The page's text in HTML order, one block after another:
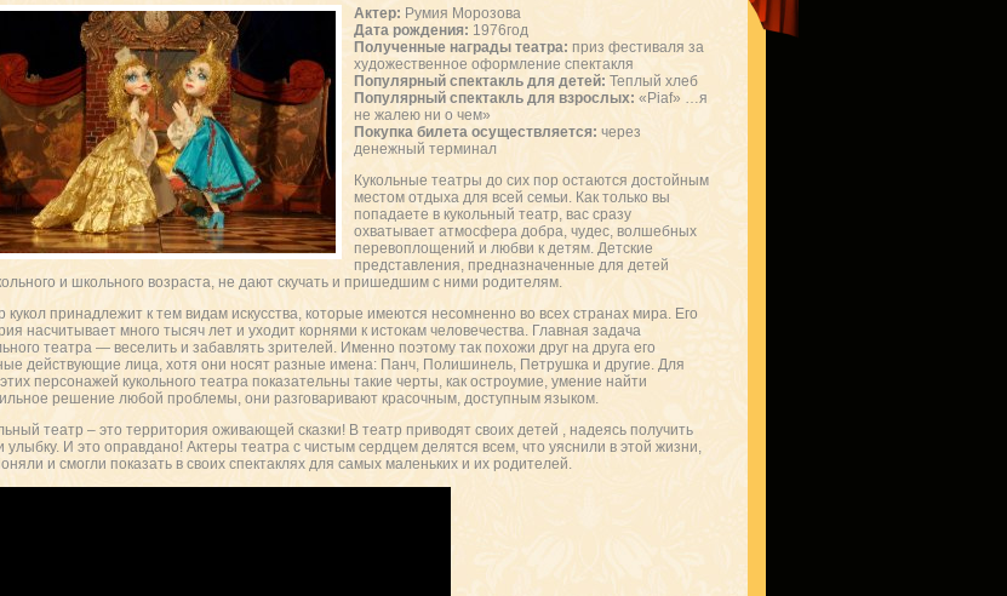
Актер: Румия Морозова
Дата рождения: 1976год
Полученные награды театра: приз фестиваля за
художественное оформление спектакля
Популярный спектакль для детей: Теплый хлеб
Популярный спектакль для взрослых: «Piaf» …я
не жалею ни о чем»
Покупка билета осуществляется: через
денежный терминал
Кукольные театры до сих пор остаются достойным
местом отдыха для всей семьи. Как только вы
попадаете в кукольный театр, вас сразу
охватывает атмосфера добра, чудес, волшебных
перевоплощений и любви к детям. Детские
представления, предназначенные для детей
и школьного возраста, не дают скучать и пришедшим с ними родителям.
кукол принадлежит к тем видам искусства, которые имеются несомненно во всех странах мира. Его
насчитывает много тысяч лет и уходит корнями к истокам человечества. Главная задача
театра — веселить и забавлять зрителей. Именно поэтому так похожи друг на друга его
действующие лица, хотя они носят разные имена: Панч, Полишинель, Петрушка и другие. Для
персонажей кукольного театра показательны такие черты, как остроумие, умение найти
решение любой проблемы, они разговаривают красочным, доступным языком.
театр – это территория оживающей сказки! В театр приводят своих детей , надеясь получить
улыбку. И это оправдано! Актеры театра с чистым сердцем делятся всем, что уяснили в этой жизни,
и смогли показать в своих спектаклях для самых маленьких и их родителей.